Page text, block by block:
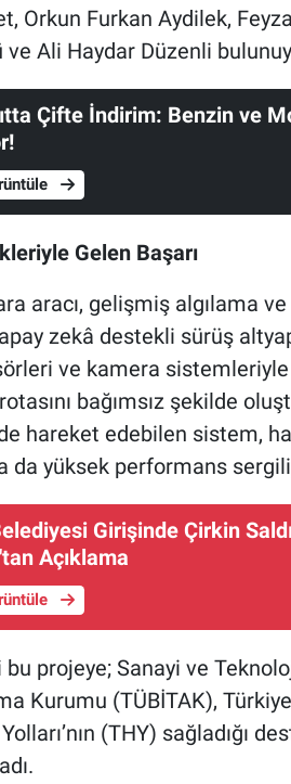
Orkun Furkan Aydilek,
Ali Haydar Düzenli
Çifte İndirim: Benzin ve
Gelen Başarı
aracı, gelişmiş algılama
zekâ destekli sürüş
ve kamera sistemleriyle
bağımsız şekilde
hareket edebilen sistem,
da yüksek performans
Girişinde Çirkin
Açıklama
bu projeye; Sanayi ve
Kurumu (TÜBİTAK),
(THY) sağladığı